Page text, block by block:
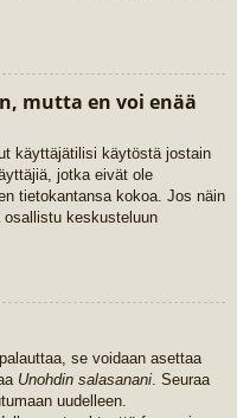
mutta en voi enää
käyttäjätilisi käytöstä jostain
jotka eivät ole
tietokantansa kokoa. Jos näin
keskusteluun
se voidaan asettaa
Unohdin salasanani . Seuraa
uudelleen.